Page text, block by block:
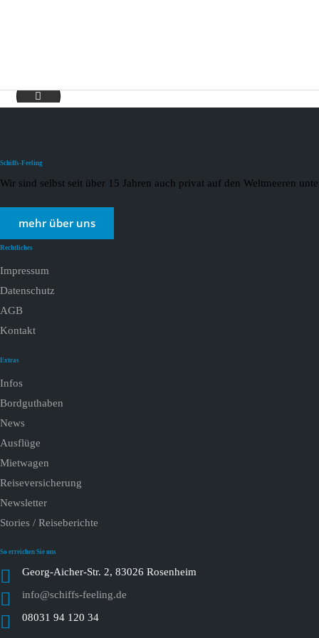
Angebote Nicko 23.01.2021 1_page-0001
Schiffs-Feeling
Wir sind selbst seit über 15 Jahren auch privat auf den Weltmeeren
mehr über uns
Rechtliches
Impressum
Datenschutz
AGB
Kontakt
Extras
Infos
Bordguthaben
News
Ausflüge
Mietwagen
Reiseversicherung
Newsletter
Stories / Reiseberichte
So erreichen Sie uns
Georg-Aicher-Str. 2, 83026 Rosenheim
info@schiffs-feeling.de
08031 94 120 34